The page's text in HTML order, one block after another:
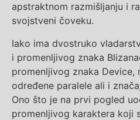
apstraktnom razmišljanju i
svojstveni čoveku.
Iako ima dvostruko
i promenljivog znaka
promenljivog znaka Device,
određene paralele ali i
Ono što je na prvi pogled
promenljivog karaktera koji